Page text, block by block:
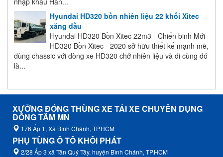
Hyundai HD320 bồn nhiên liệu 22 khối Xitec
xăng dầu
Hyundai HD320 Bồn Xitec 22m3 - Chiến binh Mới
HD320 Bồn Xitec - 2020 sở hữu thiết kế mạnh mẽ,
dùng chassic với dòng xe HD320 chở nhiên liệu và đi cùng đó
là...
XƯỞNG ĐÓNG THÙNG XE TẢI XE CHUYÊN DỤNG
ĐỒNG TÂM MN
176 Ấp 1, Xã Bình Chánh, TP.HCM
PHỤ TÙNG Ô TÔ KHÔI PHÁT
2/28 Ấp 3 xã Tân Quý Tây, huyện Bình Chánh, TP.HCM